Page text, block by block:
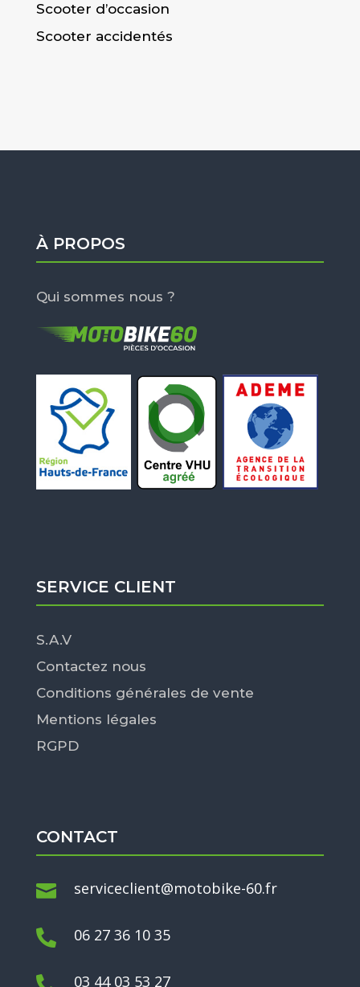
Scooter d’occasion
Scooter accidentés
À PROPOS
Qui sommes nous ?
SERVICE CLIENT
S.A.V
Contactez nous
Conditions générales de vente
Mentions légales
RGPD
CONTACT
 serviceclient@motobike-60.fr
 06 27 36 10 35
03 44 03 53 27